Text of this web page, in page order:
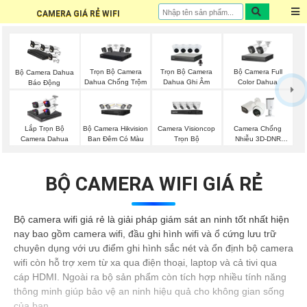
CAMERA GIÁ RẺ WIFI
Bộ Camera Dahua
Báo Động
Trọn Bộ Camera
Dahua Chống Trộm
Trọn Bộ Camera
Dahua Ghi Âm
Bộ Camera Full
Color Dahua
Lắp Trọn Bộ
Camera Dahua
Bộ Camera Hikvision
Ban Đêm Có Màu
Camera Visioncop
Trọn Bộ
Camera Chống
Nhiễu 3D-DNR
BỘ CAMERA WIFI GIÁ RẺ
Bộ camera wifi giá rẻ là giải pháp giám sát an ninh tốt nhất hiện
nay bao gồm camera wifi, đầu ghi hình wifi và ổ cứng lưu trữ
chuyên dụng với ưu điểm ghi hình sắc nét và ổn định bộ camera
wifi còn hỗ trợ xem từ xa qua điện thoại, laptop và cả tivi qua
cáp HDMI. Ngoài ra bộ sản phẩm còn tích hợp nhiều tính năng
thông minh giúp bảo vệ an ninh hiệu quả cho không gian sống